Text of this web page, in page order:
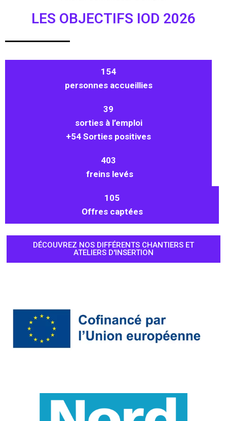
LES OBJECTIFS IOD 2026
154
personnes accueillies
39
sorties à l’emploi
+54 Sorties positives
403
freins levés
105
Offres captées
DÉCOUVREZ NOS DIFFÉRENTS CHANTIERS ET
ATELIERS D'INSERTION